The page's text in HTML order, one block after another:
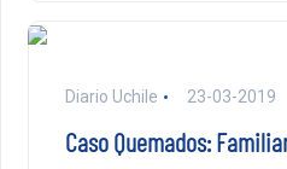
Diario Uchile 23-03-2019
Caso Quemados: